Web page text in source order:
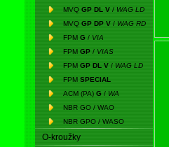
MVQ GP DL V / WAG LD
MVQ GP DP V / WAG RD
FPM G / VIA
FPM GP / VIAS
FPM GP DL V / WAG LD
FPM SPECIAL
ACM (PA) G / WA
NBR GO / WAO
NBR GPO / WASO
O-kroužky